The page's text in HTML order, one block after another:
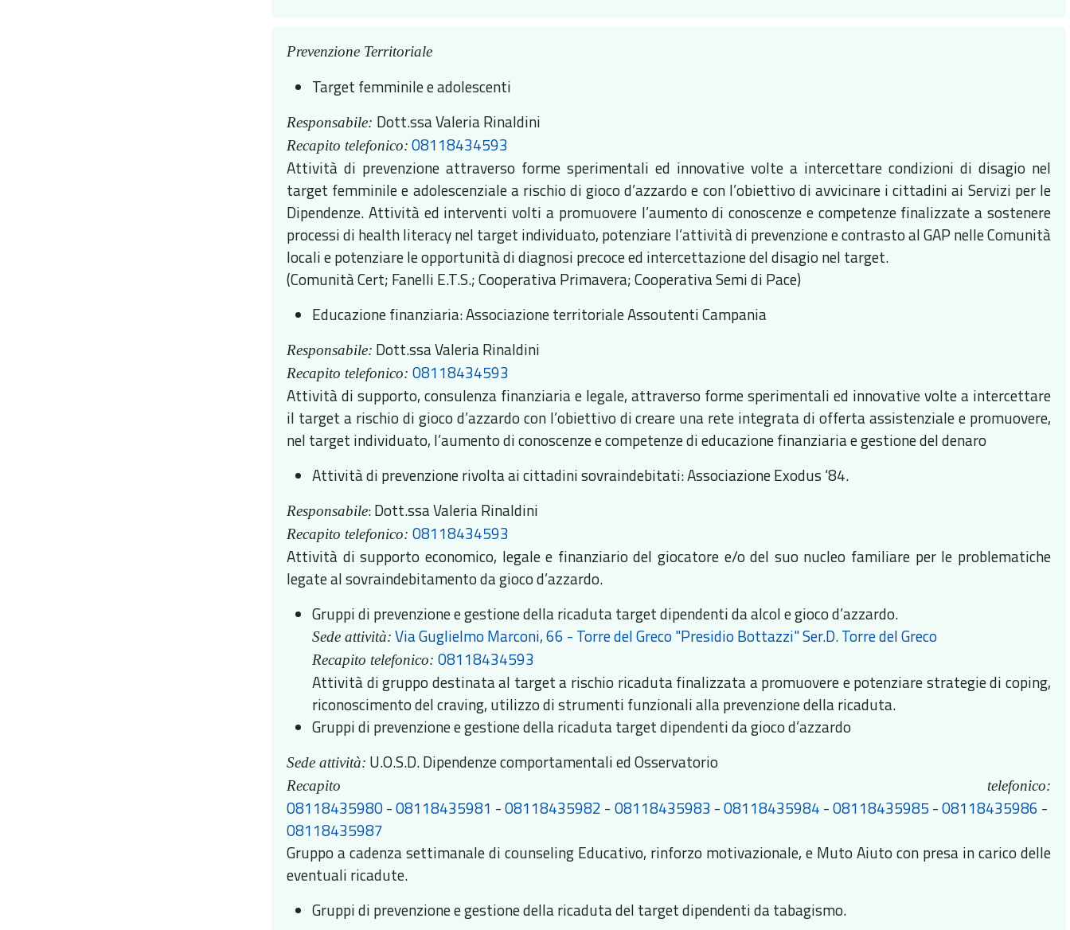
Prevenzione Territoriale
Target femminile e adolescenti
Responsabile: Dott.ssa Valeria Rinaldini
Recapito telefonico: 08118434593
Attività di prevenzione attraverso forme sperimentali ed innovative volte a intercettare condizioni di disagio nel
target femminile e adolescenziale a rischio di gioco d’azzardo e con l’obiettivo di avvicinare i cittadini ai Servizi per le
Dipendenze. Attività ed interventi volti a promuovere l’aumento di conoscenze e competenze finalizzate a sostenere
processi di health literacy nel target individuato, potenziare l’attività di prevenzione e contrasto al GAP nelle Comunità
locali e potenziare le opportunità di diagnosi precoce ed intercettazione del disagio nel target.
(Comunità Cert; Fanelli E.T.S.; Cooperativa Primavera; Cooperativa Semi di Pace)
Educazione finanziaria: Associazione territoriale Assoutenti Campania
Responsabile: Dott.ssa Valeria Rinaldini
Recapito telefonico:08118434593
Attività di supporto, consulenza finanziaria e legale, attraverso forme sperimentali ed innovative volte a intercettare
il target a rischio di gioco d’azzardo con l’obiettivo di creare una rete integrata di offerta assistenziale e promuovere,
nel target individuato, l’aumento di conoscenze e competenze di educazione finanziaria e gestione del denaro
Attività di prevenzione rivolta ai cittadini sovraindebitati: Associazione Exodus ‘84.
Responsabile: Dott.ssa Valeria Rinaldini
Recapito telefonico:08118434593
Attività di supporto economico, legale e finanziario del giocatore e/o del suo nucleo familiare per le problematiche
legate al sovraindebitamento da gioco d’azzardo.
Gruppi di prevenzione e gestione della ricaduta target dipendenti da alcol e gioco d’azzardo.
Sede attività: Via Guglielmo Marconi, 66 - Torre del Greco "Presidio Bottazzi"Ser.D. Torre del Greco
Recapito telefonico:08118434593
Attività di gruppo destinata al target a rischio ricaduta finalizzata a promuovere e potenziare strategie di coping,
riconoscimento del craving, utilizzo di strumenti funzionali alla prevenzione della ricaduta.
Gruppi di prevenzione e gestione della ricaduta target dipendenti da gioco d’azzardo
Sede attività: U.O.S.D. Dipendenze comportamentali ed Osservatorio
Recapito telefonico:
08118435980-08118435981 -08118435982 - 08118435983 -08118435984 -08118435985-08118435986 -
08118435987
Gruppo a cadenza settimanale di counseling Educativo, rinforzo motivazionale, e Muto Aiuto con presa in carico delle
eventuali ricadute.
Gruppi di prevenzione e gestione della ricaduta del target dipendenti da tabagismo.